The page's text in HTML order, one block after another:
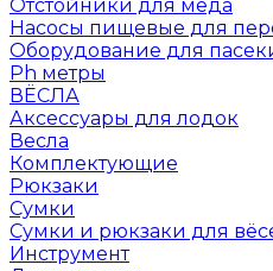
Отстойники для мёда
Насосы пищевые для
Оборудование для
Ph метры
ВЁСЛА
Аксессуары для лодок
Весла
Комплектующие
Рюкзаки
Сумки
Сумки и рюкзаки для
Инструмент